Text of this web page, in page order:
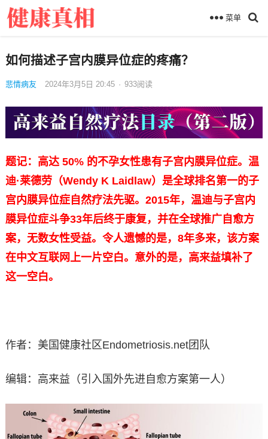
菜单
如何描述子宫内膜异位症的疼痛？
悲情病友 2024年3月5日 20:45 · 933阅读
题记：高达 50% 的不孕女性患有子宫内膜异位症。温
迪·莱德劳（Wendy K Laidlaw）是全球排名第一的子
宫内膜异位症自然疗法先驱。2015年，温迪与子宫内
膜异位症斗争33年后终于康复，并在全球推广自愈方
案，无数女性受益。令人遗憾的是，8年多来，该方案
在中文互联网上一片空白。意外的是，高来益填补了
这一空白。
作者：美国健康社区Endometriosis.net团队
编辑：高来益（引入国外先进自愈方案第一人）